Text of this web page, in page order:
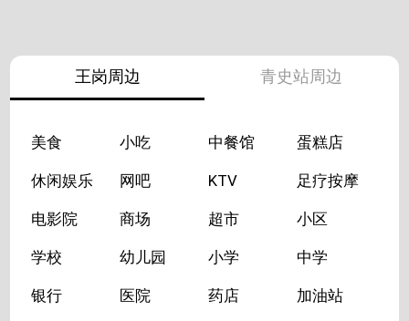
王岗周边 青史站周边
美食 小吃 中餐馆 蛋糕店
休闲娱乐 网吧 KTV 足疗按摩
电影院 商场 超市 小区
学校 幼儿园 小学 中学
银行 医院 药店 加油站